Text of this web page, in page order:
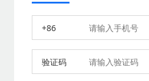
+86
验证码